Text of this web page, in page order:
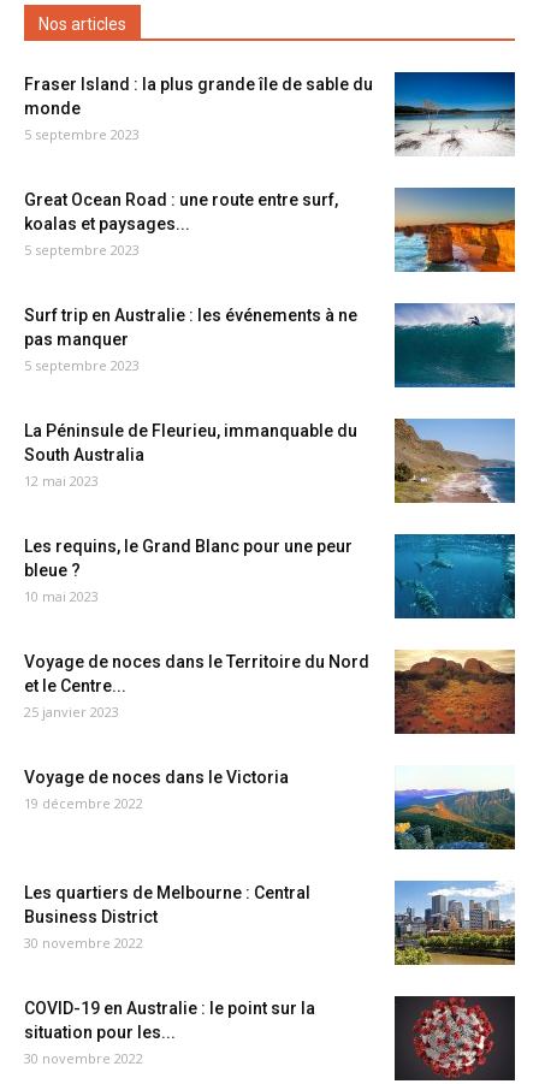
Nos articles
Fraser Island : la plus grande île de sable du
monde
5 septembre 2023
Great Ocean Road : une route entre surf,
koalas et paysages...
5 septembre 2023
Surf trip en Australie : les événements à ne
pas manquer
5 septembre 2023
La Péninsule de Fleurieu, immanquable du
South Australia
12 mai 2023
Les requins, le Grand Blanc pour une peur
bleue ?
10 mai 2023
Voyage de noces dans le Territoire du Nord
et le Centre...
25 janvier 2023
Voyage de noces dans le Victoria
19 décembre 2022
Les quartiers de Melbourne : Central
Business District
30 novembre 2022
COVID-19 en Australie : le point sur la
situation pour les...
30 novembre 2022